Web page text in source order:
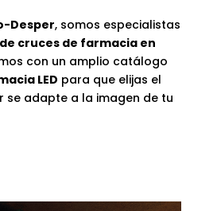
Desper, somos especialistas
cruces de farmacia en
con un amplio catálogo
LED para que elijas el
se adapte a la imagen de tu